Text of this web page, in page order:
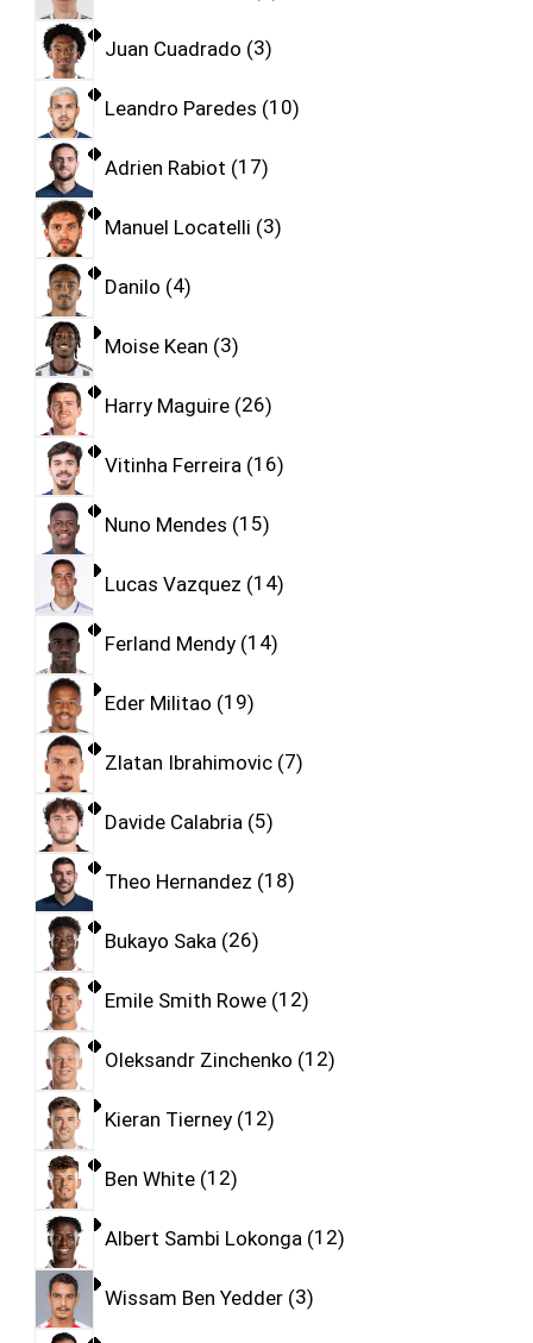
Juan Cuadrado 3
Leandro Paredes 10
Adrien Rabiot 17
Manuel Locatelli 3
Danilo 4
Moise Kean 3
Harry Maguire 26
Vitinha Ferreira 16
Nuno Mendes 15
Lucas Vazquez 14
Ferland Mendy 14
Eder Militao 19
Zlatan Ibrahimovic 7
Davide Calabria 5
Theo Hernandez 18
Bukayo Saka 26
Emile Smith Rowe 12
Oleksandr Zinchenko 12
Kieran Tierney 12
Ben White 12
Albert Sambi Lokonga 12
Wissam Ben Yedder 3